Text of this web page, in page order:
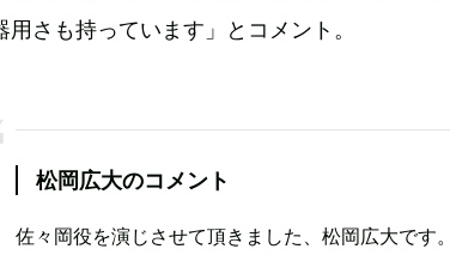
用さも持っています」とコメント。
松岡広大のコメント
佐々岡役を演じさせて頂きました、松岡広大です。